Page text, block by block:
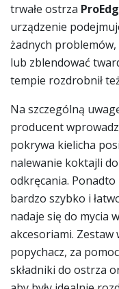
trwałe ostrza
urządzenie
żadnych
lub zblendować
tempie rozdrobnił
Na szczególną
producent
pokrywa kielicha
nalewanie koktajli
odkręcania. Ponadto
bardzo szybko i
nadaje się do mycia
akcesoriami. Zestaw
popychacz, za
składniki do ostrza